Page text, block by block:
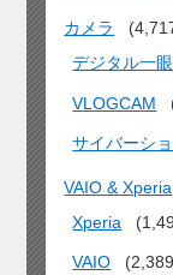
カメラ
デジタル一眼
VLOGCAM
サイバーシ
VAIO & Xperia
Xperia
VAIO